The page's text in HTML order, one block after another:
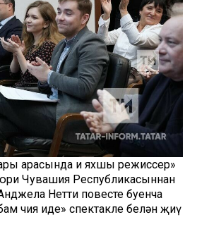
арасында иң яхшы режиссер»
Чувашия Республикасыннан
Нетти повесте буенча
чия иде» спектакле белән җиңү